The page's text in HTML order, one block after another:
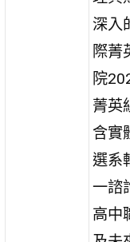
深入
際菁
院
菁英
含實
選系
一諮
高中